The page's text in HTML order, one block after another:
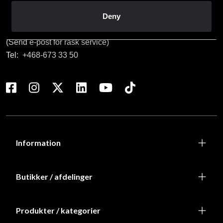
Deny
info@budofitness.dk
(Send e-post for rask service)
Tel: +468-673 33 50
Information
Butikker / afdelinger
Produkter / kategorier